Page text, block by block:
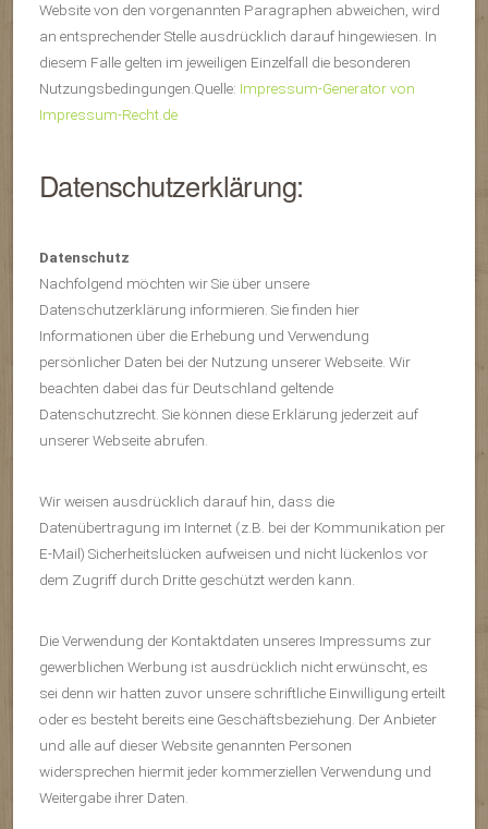
Website von den vorgenannten Paragraphen abweichen, wird
an entsprechender Stelle ausdrücklich darauf hingewiesen. In
diesem Falle gelten im jeweiligen Einzelfall die besonderen
Nutzungsbedingungen.Quelle: Impressum-Generator von
Impressum-Recht.de
Datenschutzerklärung:
Datenschutz
Nachfolgend möchten wir Sie über unsere
Datenschutzerklärung informieren. Sie finden hier
Informationen über die Erhebung und Verwendung
persönlicher Daten bei der Nutzung unserer Webseite. Wir
beachten dabei das für Deutschland geltende
Datenschutzrecht. Sie können diese Erklärung jederzeit auf
unserer Webseite abrufen.
Wir weisen ausdrücklich darauf hin, dass die
Datenübertragung im Internet (z.B. bei der Kommunikation per
E-Mail) Sicherheitslücken aufweisen und nicht lückenlos vor
dem Zugriff durch Dritte geschützt werden kann.
Die Verwendung der Kontaktdaten unseres Impressums zur
gewerblichen Werbung ist ausdrücklich nicht erwünscht, es
sei denn wir hatten zuvor unsere schriftliche Einwilligung erteilt
oder es besteht bereits eine Geschäftsbeziehung. Der Anbieter
und alle auf dieser Website genannten Personen
widersprechen hiermit jeder kommerziellen Verwendung und
Weitergabe ihrer Daten.